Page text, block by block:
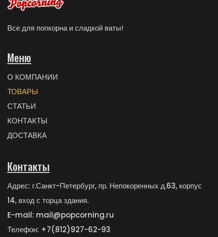
Все для попкорна и сладкой ваты!
Меню
О КОМПАНИИ
ТОВАРЫ
СТАТЬИ
КОНТАКТЫ
ДОСТАВКА
Контакты
Адрес: г.Санкт-Петербург, пр. Непокоренных д.63, корпус
14, вход с торца здания.
E-mail: mail@popcorning.ru
Телефон: +7(812)927-62-93